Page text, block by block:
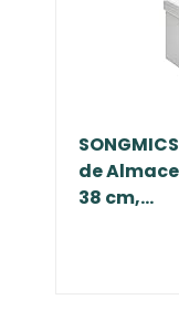
de
38 cm,...